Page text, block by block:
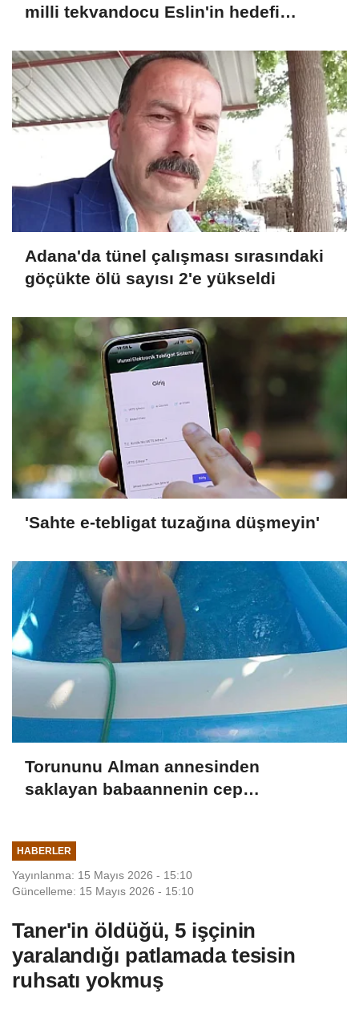
milli tekvandocu Eslin'in hedefi
Adana'da tünel çalışması sırasındaki
göçükte ölü sayısı 2'e yükseldi
'Sahte e-tebligat tuzağına düşmeyin'
Torununu Alman annesinden
saklayan babaannenin cep
HABERLER
Yayınlanma: 15 Mayıs 2026 - 15:10
Güncelleme: 15 Mayıs 2026 - 15:10
Taner'in öldüğü, 5 işçinin
yaralandığı patlamada tesisin
ruhsatı yokmuş